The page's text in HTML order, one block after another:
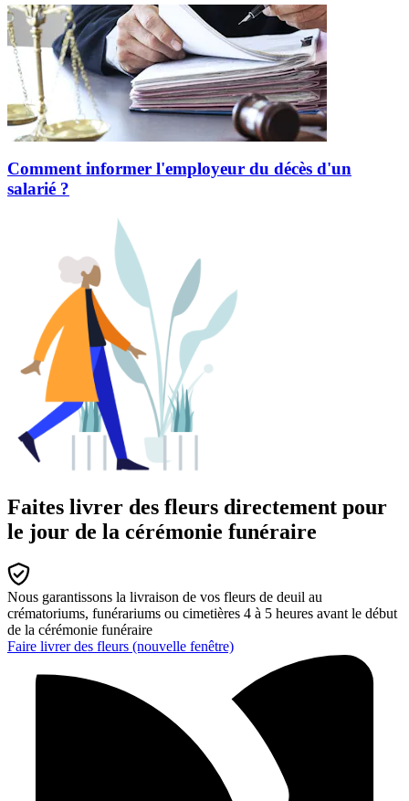
Comment informer l'employeur du décès d'un
salarié ?
Faites livrer des fleurs directement pour
le jour de la cérémonie funéraire
Nous garantissons la livraison de vos fleurs de deuil au
crématoriums, funérariums ou cimetières 4 à 5 heures avant le début
de la cérémonie funéraire
Faire livrer des fleurs (nouvelle fenêtre)